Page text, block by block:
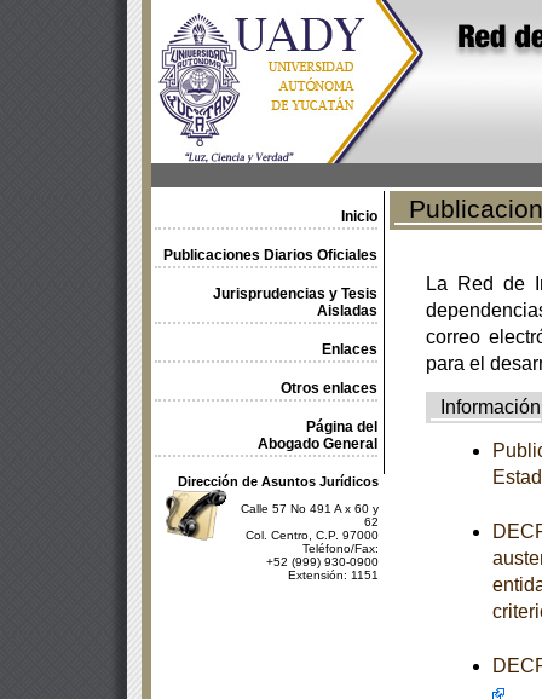
Inicio
Publicaciones Diarios Oficiales
Jurisprudencias y Tesis
Aisladas
Enlaces
Otros enlaces
Página del
Abogado General
Dirección de Asuntos Jurídicos
Calle 57 No 491 A x 60 y
62
Col. Centro, C.P. 97000
Teléfono/Fax:
+52 (999) 930-0900
Extensión: 1151
La Red de
correo
para el
Información